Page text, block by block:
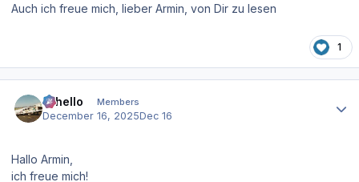
Auch ich freue mich, lieber Armin, von Dir zu lesen
1
Othello Members
December 16, 2025Dec 16
Hallo Armin,
ich freue mich!